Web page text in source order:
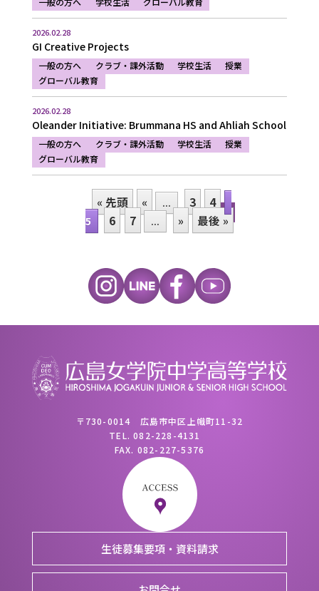
2026.02.28
GI Creative Projects
一般の方へ クラブ・課外活動 学校生活
授業
グローバル教育
2026.02.28
Oleander Initiative: Brummana HS and Ahliah School
一般の方へ クラブ・課外活動 学校生活
授業
グローバル教育
« 先頭 « ... 3 4
5 6 7 ... » 最後 »
〒730-0014 広島市中区上幟町11-32
TEL.082-228-4131
FAX. 082-227-5376
生徒募集要項・資料請求